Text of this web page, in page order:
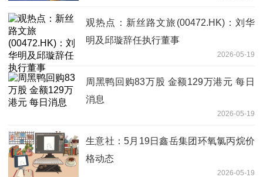
观热点：新丝路文旅(00472.HK)：刘华
明及邱璇辞任执行董事
2026-05-19
周黑鸭回购83万股 金额129万港元 每日
消息
2026-05-19
生意社：5月19日鑫岳集团环氧氯丙烷价
格动态
2026-05-19